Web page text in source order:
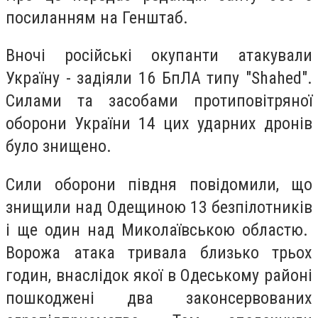
посиланням на Генштаб.
Вночі російські окупанти атакували
Україну - задіяли 16 БпЛА типу "Shahed".
Силами та засобами протиповітряної
оборони України 14 цих ударних дронів
було знищено.
Сили оборони півдня повідомили, що
знищили над Одещиною 13 безпілотників
і ще один над Миколаївською областю.
Ворожа атака тривала близько трьох
годин, внаслідок якої в Одеському районі
пошкоджені два законсервованих